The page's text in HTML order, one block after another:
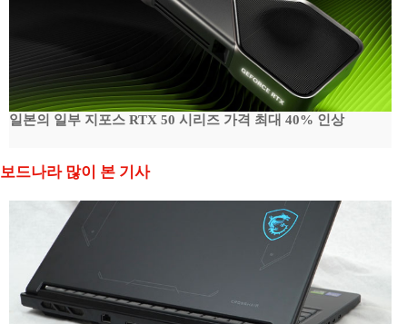
일본의 일부 지포스 RTX 50 시리즈 가격 최대 40% 인상
보드나라 많이 본 기사